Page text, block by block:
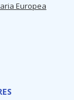
Europea